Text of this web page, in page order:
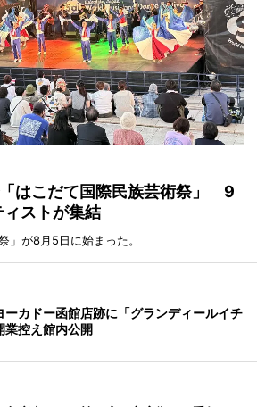
はこだて国際民族芸術祭」 9
ストが集結
」が8月5日に始まった。
ーカドー函館店跡に「グランディールイチ
控え館内公開